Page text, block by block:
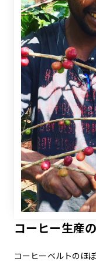
コーヒー生産
コーヒーベルトのほ